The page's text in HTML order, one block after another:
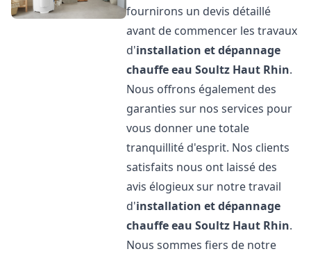
fournirons un devis détaillé
avant de commencer les travaux
d'installation et dépannage
chauffe eau Soultz Haut Rhin.
Nous offrons également des
garanties sur nos services pour
vous donner une totale
tranquillité d'esprit. Nos clients
satisfaits nous ont laissé des
avis élogieux sur notre travail
d'installation et dépannage
chauffe eau Soultz Haut Rhin.
Nous sommes fiers de notre